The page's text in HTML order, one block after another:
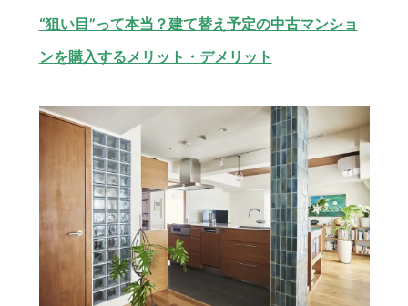
“狙い目”って本当？建て替え予定の中古マンショ
ンを購入するメリット・デメリット